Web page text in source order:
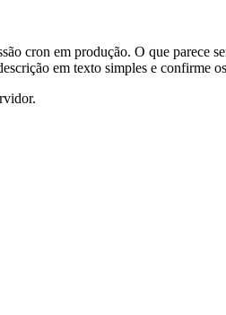
cron em produção. O que parece
em texto simples e confirme